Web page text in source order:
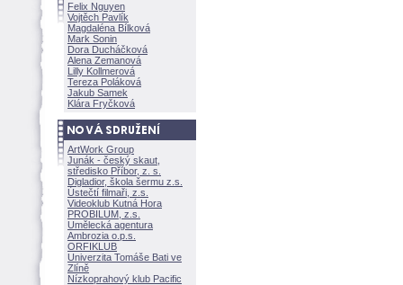
Felix Nguyen
Vojtěch Pavlík
Magdaléna Bílkov
Mark Sonin
Dora Ducháčkov
Alena Zemanov
Lilly Kollmerov
Tereza Polákov
Jakub Samek
Klára Fryčkov
ArtWork Group
Junák - český skaut,
středisko Příbor, z. s.
Digladior, škola šermu z.s.
Ústečtí filmaři, z.s.
Videoklub Kutná Hora
PROBILUM, z.s.
Umělecká agentura
Ambrozia o.p.s.
ORFIKLUB
Univerzita Tomáše Bati ve
Zlíně
Nízkoprahový klub Pacific